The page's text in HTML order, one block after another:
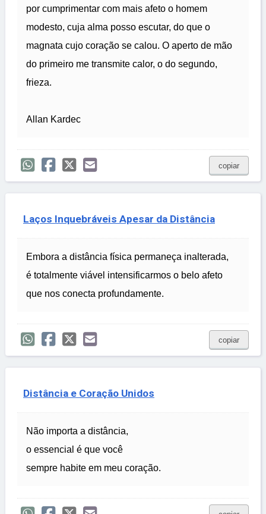
por cumprimentar com mais afeto o homem
modesto, cuja alma posso escutar, do que o
magnata cujo coração se calou. O aperto de mão
do primeiro me transmite calor, o do segundo,
frieza.
Allan Kardec
copiar
Laços Inquebráveis Apesar da Distância
Embora a distância física permaneça inalterada,
é totalmente viável intensificarmos o belo afeto
que nos conecta profundamente.
copiar
Distância e Coração Unidos
Não importa a distância,
o essencial é que você
sempre habite em meu coração.